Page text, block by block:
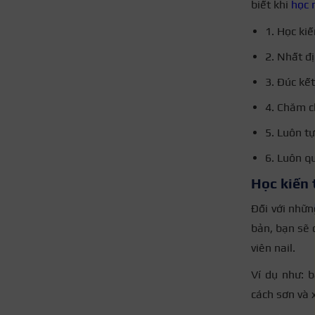
biết khi học
1. Học
2. Nhất
3. Đúc
4. Chăm
5. Luôn
6. Luôn
Học kiến
Đối với
bản, bạn sẽ
viên nail.
Ví dụ như:
cách sơn và